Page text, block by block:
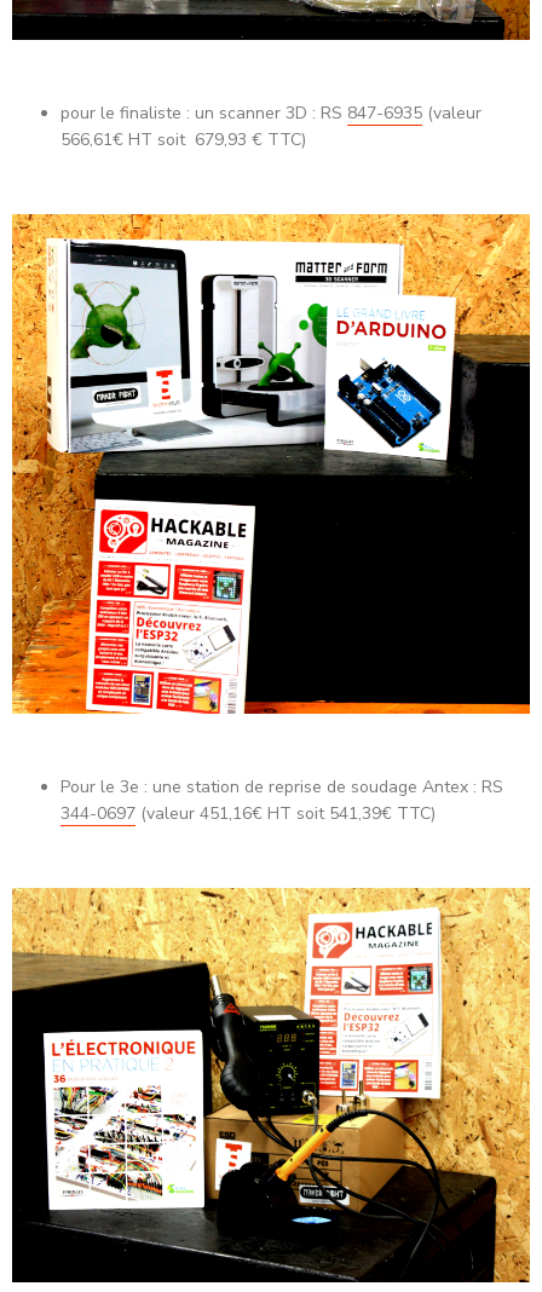
pour le finaliste : un scanner 3D : RS 847-6935 (valeur
566,61€ HT soit 679,93 € TTC)
Pour le 3e : une station de reprise de soudage Antex : RS
344-0697 (valeur 451,16€ HT soit 541,39€ TTC)